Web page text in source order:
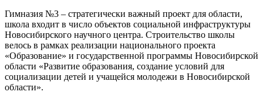
Гимназия №3 – стратегически важный проект для области,
школа входит в число объектов социальной инфраструктуры
Новосибирского научного центра. Строительство школы
велось в рамках реализации национального проекта
«Образование» и государственной программы Новосибирской
области «Развитие образования, создание условий для
социализации детей и учащейся молодежи в Новосибирской
области».